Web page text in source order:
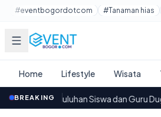
Lewati ke konten utama
#eventbogordotcom #Tanaman hias
Home Lifestyle Wisata
BREAKING
Puluhan Siswa dan Guru Dugaan